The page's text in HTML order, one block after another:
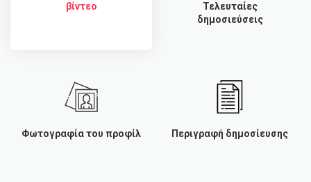
βίντεο
Τελευταίες
δημοσιεύσεις
Φωτογραφία του προφίλ Περιγραφή δημοσίευσης